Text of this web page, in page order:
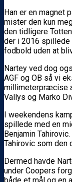
Han er en magnet
mister den kun
den tidligere
der i 2016
fodbold uden at
Nartey ved dog
AGF og OB så vi
millimeterpræcise
Vallys og Marko
I weekendens
spillede med en
Benjamin
Tahirovic som den
Dermed havde
under Coopers